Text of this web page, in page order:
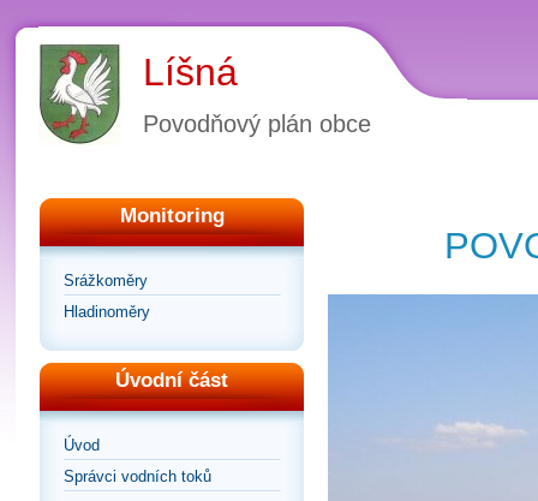
Líšná
Povodňový plán obce
Monitoring
Srážkoměry
Hladinoměry
Úvodní část
Úvod
Správci vodních toků